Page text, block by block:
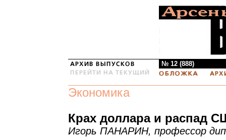
№ 12 (888)
Экономика
Крах доллара и распад
Игорь ПАНАРИН, профессор